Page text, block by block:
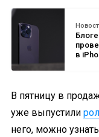
в
В пятницу в
уже выпустили
него, можно